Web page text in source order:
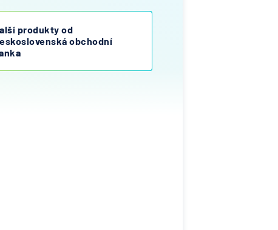
produkty od
obchodní